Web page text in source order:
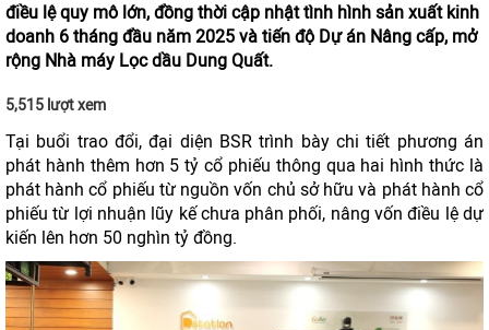
điều lệ quy mô lớn, đồng thời cập nhật tình hình sản xuất kinh
doanh 6 tháng đầu năm 2025 và tiến độ Dự án Nâng cấp, mở
rộng Nhà máy Lọc dầu Dung Quất.
5,515 lượt xem
Tại buổi trao đổi, đại diện BSR trình bày chi tiết phương án
phát hành thêm hơn 5 tỷ cổ phiếu thông qua hai hình thức là
phát hành cổ phiếu từ nguồn vốn chủ sở hữu và phát hành cổ
phiếu từ lợi nhuận lũy kế chưa phân phối, nâng vốn điều lệ dự
kiến lên hơn 50 nghìn tỷ đồng.